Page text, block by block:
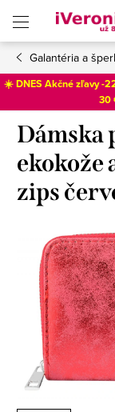
obsah
Galantéria a
☀️ DNES Akčné zľavy -
30
Dámska
ekokože
zips